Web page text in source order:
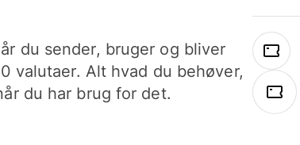
du sender, bruger og bliver
valutaer. Alt hvad du behøver,
du har brug for det.